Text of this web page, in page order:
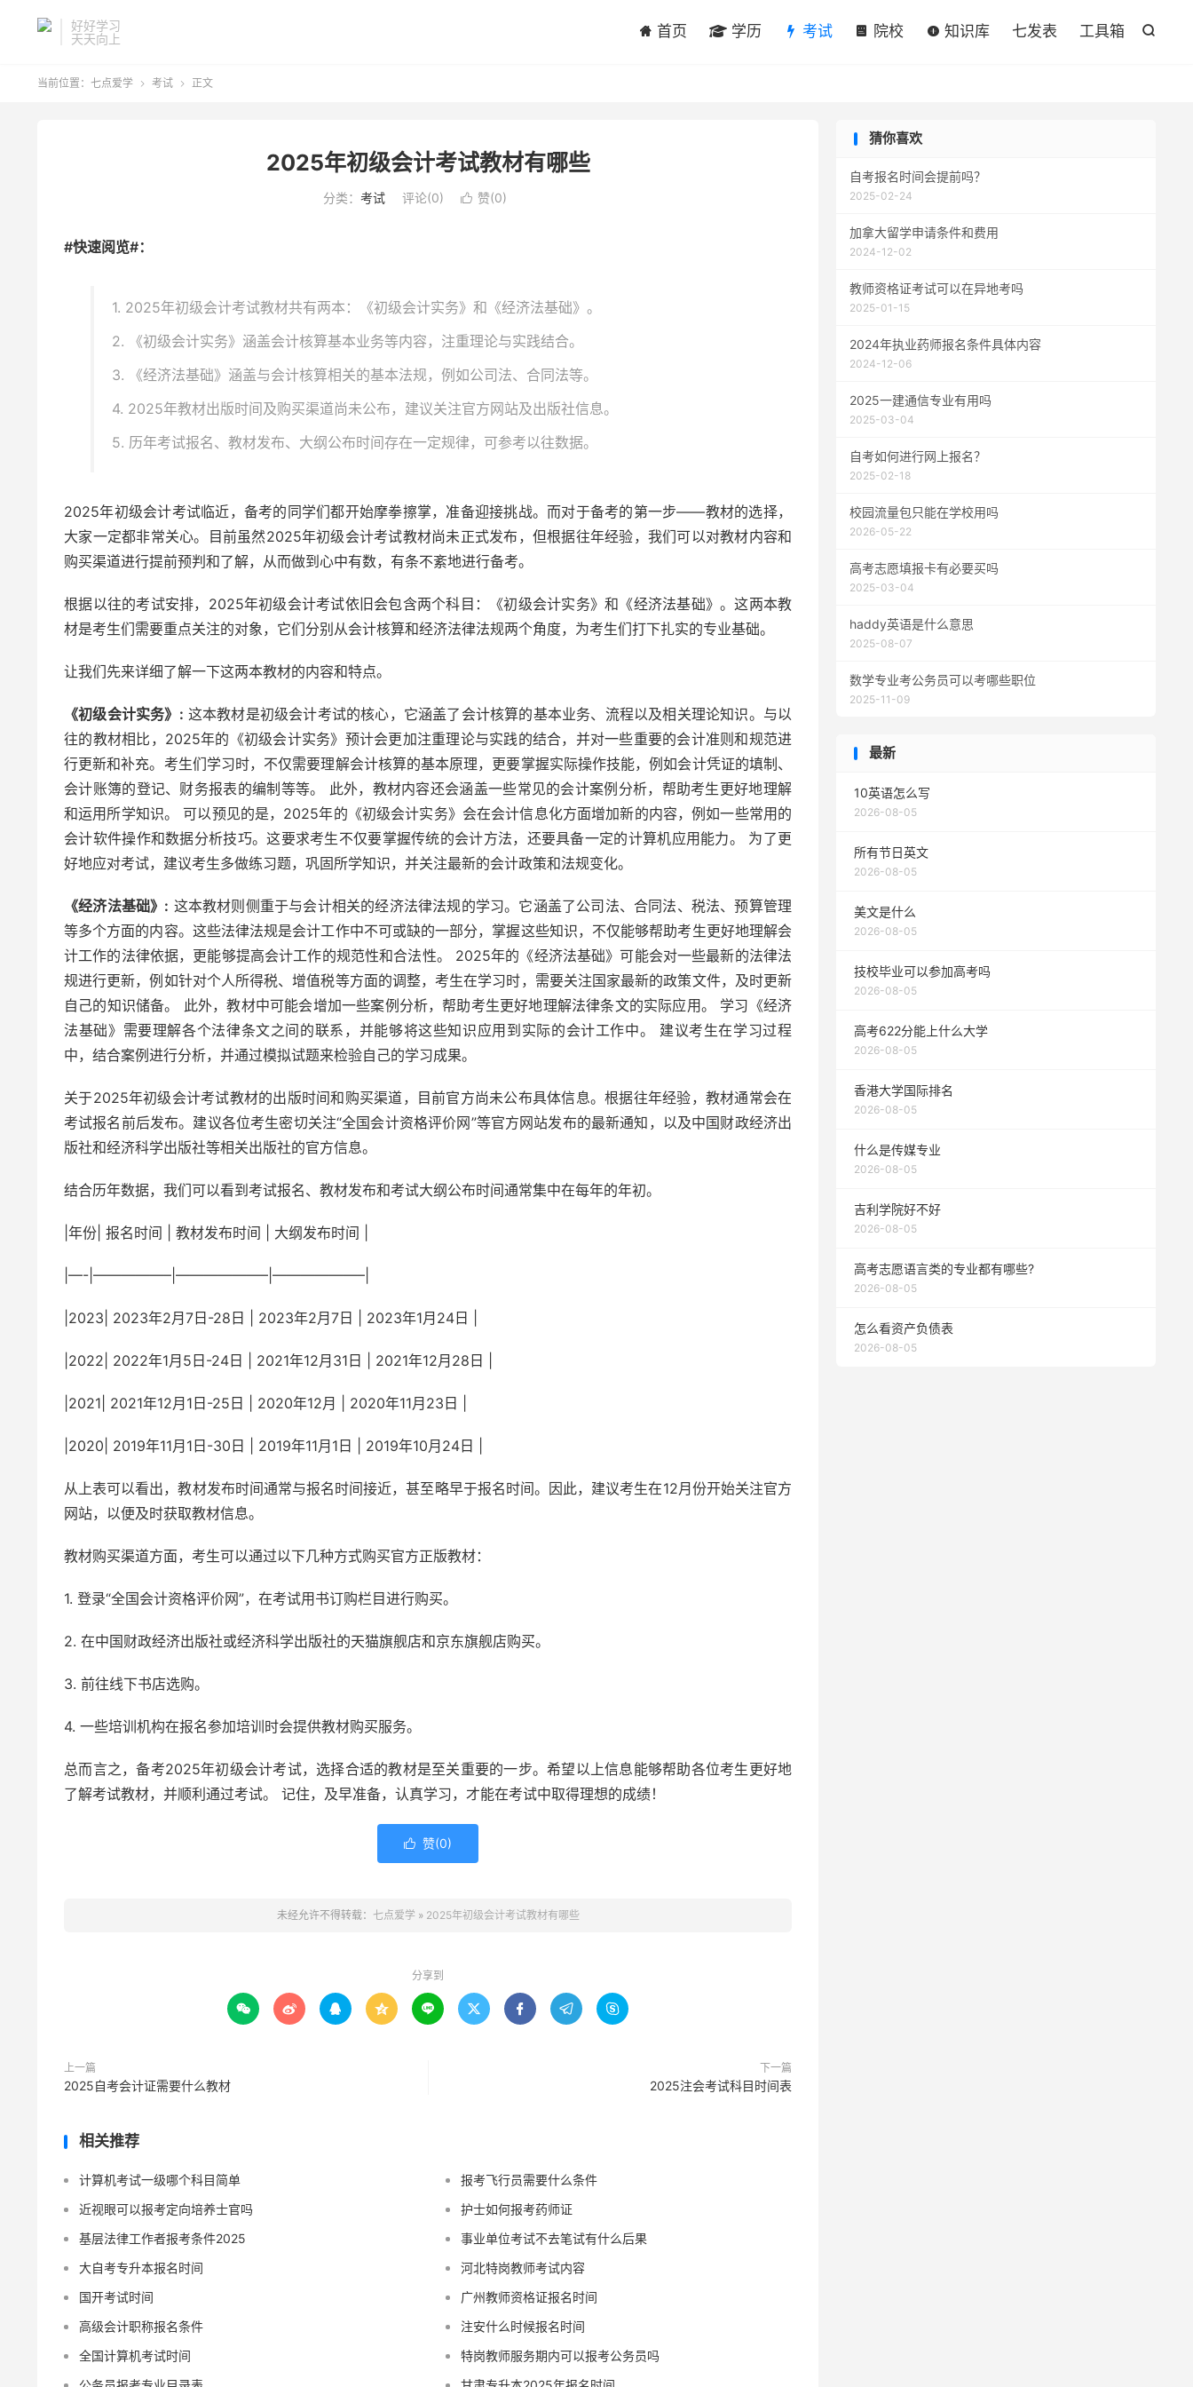
好好学习
天天向上

首页 学历 考试 院校 知识库 七发表 工具箱
当前位置： 七点爱学  考试  正文
2025年初级会计考试教材有哪些
分类： 考试 评论(0)  赞(0)
#快速阅览#：
1. 2025年初级会计考试教材共有两本：《初级会计实务》和《经济法基础》。
2. 《初级会计实务》涵盖会计核算基本业务等内容，注重理论与实践结合。
3. 《经济法基础》涵盖与会计核算相关的基本法规，例如公司法、合同法等。
4. 2025年教材出版时间及购买渠道尚未公布，建议关注官方网站及出版社信息。
5. 历年考试报名、教材发布、大纲公布时间存在一定规律，可参考以往数据。
2025年初级会计考试临近，备考的同学们都开始摩拳擦掌，准备迎接挑战。而对于备考的第一步——教材的选择，
大家一定都非常关心。目前虽然2025年初级会计考试教材尚未正式发布，但根据往年经验，我们可以对教材内容和
购买渠道进行提前预判和了解，从而做到心中有数，有条不紊地进行备考。
根据以往的考试安排，2025年初级会计考试依旧会包含两个科目：《初级会计实务》和《经济法基础》。这两本教
材是考生们需要重点关注的对象，它们分别从会计核算和经济法律法规两个角度，为考生们打下扎实的专业基础。
让我们先来详细了解一下这两本教材的内容和特点。
《初级会计实务》: 这本教材是初级会计考试的核心，它涵盖了会计核算的基本业务、流程以及相关理论知识。与以
往的教材相比，2025年的《初级会计实务》预计会更加注重理论与实践的结合，并对一些重要的会计准则和规范进
行更新和补充。考生们学习时，不仅需要理解会计核算的基本原理，更要掌握实际操作技能，例如会计凭证的填制、
会计账簿的登记、财务报表的编制等等。 此外，教材内容还会涵盖一些常见的会计案例分析，帮助考生更好地理解
和运用所学知识。 可以预见的是，2025年的《初级会计实务》会在会计信息化方面增加新的内容，例如一些常用的
会计软件操作和数据分析技巧。这要求考生不仅要掌握传统的会计方法，还要具备一定的计算机应用能力。 为了更
好地应对考试，建议考生多做练习题，巩固所学知识，并关注最新的会计政策和法规变化。
《经济法基础》: 这本教材则侧重于与会计相关的经济法律法规的学习。它涵盖了公司法、合同法、税法、预算管理
等多个方面的内容。这些法律法规是会计工作中不可或缺的一部分，掌握这些知识，不仅能够帮助考生更好地理解会
计工作的法律依据，更能够提高会计工作的规范性和合法性。 2025年的《经济法基础》可能会对一些最新的法律法
规进行更新，例如针对个人所得税、增值税等方面的调整，考生在学习时，需要关注国家最新的政策文件，及时更新
自己的知识储备。 此外，教材中可能会增加一些案例分析，帮助考生更好地理解法律条文的实际应用。 学习《经济
法基础》需要理解各个法律条文之间的联系，并能够将这些知识应用到实际的会计工作中。 建议考生在学习过程
中，结合案例进行分析，并通过模拟试题来检验自己的学习成果。
关于2025年初级会计考试教材的出版时间和购买渠道，目前官方尚未公布具体信息。根据往年经验，教材通常会在
考试报名前后发布。建议各位考生密切关注“全国会计资格评价网”等官方网站发布的最新通知，以及中国财政经济出
版社和经济科学出版社等相关出版社的官方信息。
结合历年数据，我们可以看到考试报名、教材发布和考试大纲公布时间通常集中在每年的年初。
|年份| 报名时间 | 教材发布时间 | 大纲发布时间 |
|—-|—————–|——————–|——————–|
|2023| 2023年2月7日-28日 | 2023年2月7日 | 2023年1月24日 |
|2022| 2022年1月5日-24日 | 2021年12月31日 | 2021年12月28日 |
|2021| 2021年12月1日-25日 | 2020年12月 | 2020年11月23日 |
|2020| 2019年11月1日-30日 | 2019年11月1日 | 2019年10月24日 |
从上表可以看出，教材发布时间通常与报名时间接近，甚至略早于报名时间。因此，建议考生在12月份开始关注官方
网站，以便及时获取教材信息。
教材购买渠道方面，考生可以通过以下几种方式购买官方正版教材：
1. 登录“全国会计资格评价网”，在考试用书订购栏目进行购买。
2. 在中国财政经济出版社或经济科学出版社的天猫旗舰店和京东旗舰店购买。
3. 前往线下书店选购。
4. 一些培训机构在报名参加培训时会提供教材购买服务。
总而言之，备考2025年初级会计考试，选择合适的教材是至关重要的一步。希望以上信息能够帮助各位考生更好地
了解考试教材，并顺利通过考试。 记住，及早准备，认真学习，才能在考试中取得理想的成绩！
 赞(0)
未经允许不得转载： 七点爱学 » 2025年初级会计考试教材有哪些
分享到
        
上一篇
2025自考会计证需要什么教材
下一篇
2025注会考试科目时间表
相关推荐
计算机考试一级哪个科目简单
报考飞行员需要什么条件
近视眼可以报考定向培养士官吗
护士如何报考药师证
基层法律工作者报考条件2025
事业单位考试不去笔试有什么后果
大自考专升本报名时间
河北特岗教师考试内容
国开考试时间
广州教师资格证报名时间
高级会计职称报名条件
注安什么时候报名时间
全国计算机考试时间
特岗教师服务期内可以报考公务员吗
猜你喜欢
自考报名时间会提前吗？
2025-02-24
加拿大留学申请条件和费用
2024-12-02
教师资格证考试可以在异地考吗
2025-01-15
2024年执业药师报名条件具体内容
2024-12-06
2025一建通信专业有用吗
2025-03-04
自考如何进行网上报名？
2025-02-18
校园流量包只能在学校用吗
2026-05-22
高考志愿填报卡有必要买吗
2025-03-04
haddy英语是什么意思
2025-08-07
数学专业考公务员可以考哪些职位
2025-11-09
最新
10英语怎么写
2026-08-05
所有节日英文
2026-08-05
美文是什么
2026-08-05
技校毕业可以参加高考吗
2026-08-05
高考622分能上什么大学
2026-08-05
香港大学国际排名
2026-08-05
什么是传媒专业
2026-08-05
吉利学院好不好
2026-08-05
高考志愿语言类的专业都有哪些?
2026-08-05
怎么看资产负债表
2026-08-05